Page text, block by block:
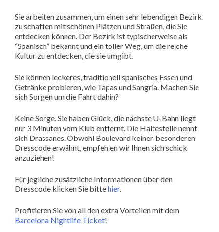
Sie arbeiten zusammen, um einen sehr lebendigen Bezirk
zu schaffen mit schönen Plätzen und Straßen, die Sie
entdecken können. Der Bezirk ist typischerweise als
“Spanisch” bekannt und ein toller Weg, um die reiche
Kultur zu entdecken, die sie umgibt.
Sie können leckeres, traditionell spanisches Essen und
Getränke probieren, wie Tapas und Sangria. Machen Sie
sich Sorgen um die Fahrt dahin?
Keine Sorge. Sie haben Glück, die nächste U-Bahn liegt
nur 3 Minuten vom Klub entfernt. Die Haltestelle nennt
sich Drassanes. Obwohl Boulevard keinen besonderen
Dresscode erwähnt, empfehlen wir Ihnen sich schick
anzuziehen!
Für jegliche zusätzliche Informationen über den
Dresscode klicken Sie bittehier.
Profitieren Sie von all den extra Vorteilen mit dem
Barcelona Nightlife Ticket!